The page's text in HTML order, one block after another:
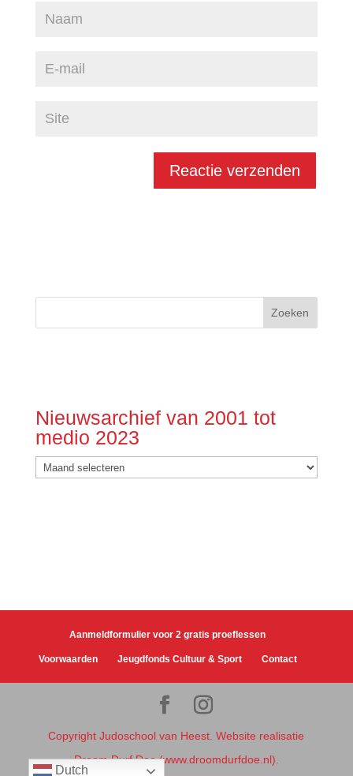
Nieuwsarchief van 2001 tot
medio 2023
Nieuwsarchief
van
Aanmeldformulier voor 2 gratis proeflessen
Voorwaarden Jeugdfonds Cultuur & Sport Contact
Copyright Judoschool van Heest. Website realisatie
Droom Durf Doe (www.droomdurfdoe.nl).
Dutch